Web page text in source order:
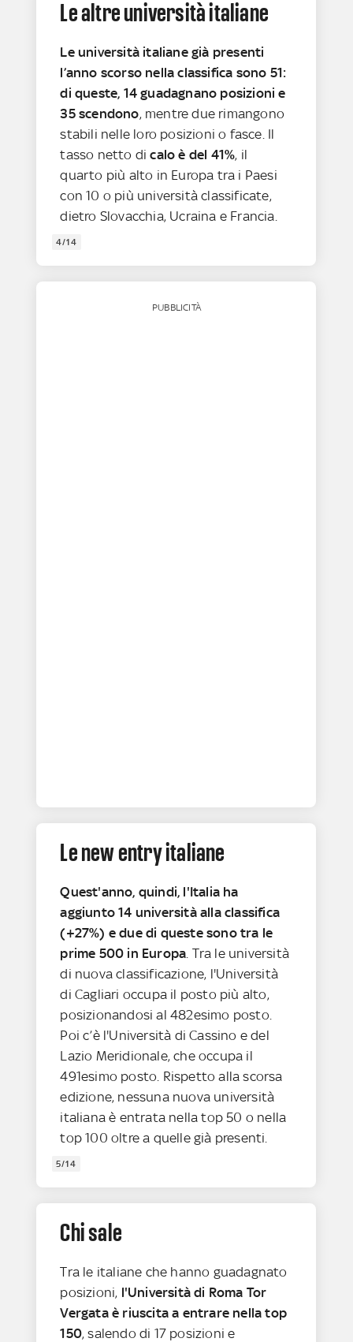
Le altre università italiane
Le università italiane già presenti
l’anno scorso nella classifica sono 51:
di queste, 14 guadagnano posizioni e
35 scendono, mentre due rimangono
stabili nelle loro posizioni o fasce. Il
tasso netto dicalo è del 41%, il
quarto più alto in Europa tra i Paesi
con 10 o più università classificate,
dietro Slovacchia, Ucraina e Francia.
4/14
PUBBLICITÀ
Le new entry italiane
Quest'anno, quindi, l'Italia ha
aggiunto 14 università alla classifica
(+27%) e due di queste sono tra le
prime 500 in Europa . Tra le università
di nuova classificazione, l'Università
di Cagliari occupa il posto più alto,
posizionandosi al 482esimo posto.
Poi c’è l'Università di Cassino e del
Lazio Meridionale, che occupa il
491esimo posto. Rispetto alla scorsa
edizione, nessuna nuova università
italiana è entrata nella top 50 o nella
top 100 oltre a quelle già presenti.
5/14
Chi sale
Tra le italiane che hanno guadagnato
posizioni, l'Università di Roma Tor
Vergata è riuscita a entrare nella top
150, salendo di 17 posizioni e